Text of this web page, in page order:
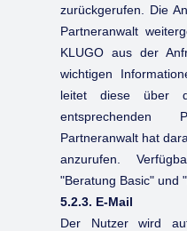
zurückgerufen. Die
Partneranwalt
KLUGO aus der
wichtigen
leitet diese über
entsprechenden
Partneranwalt hat
anzurufen.
"Beratung Basic" und
5.2.3. E-Mail
Der Nutzer wird